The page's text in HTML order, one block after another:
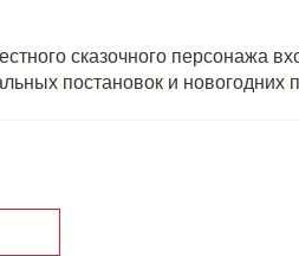
сказочного персонажа
постановок и новогодних